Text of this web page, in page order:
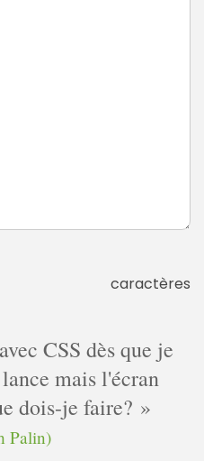
caractères
CSS dès que je
mais l'écran
dois-je faire?
Palin)